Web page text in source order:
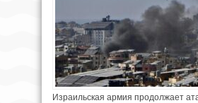
Израильская армия продолжает